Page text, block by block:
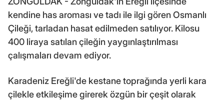
kendine has aroması ve tadı ile ilgi gören Osmanlı
Çileği, tarladan hasat edilmeden satılıyor. Kilosu
400 liraya satılan çileğin yaygınlaştırılması
çalışmaları devam ediyor.
Karadeniz Ereğli'de kestane toprağında yerli kara
çilekle etkileşime girerek özgün bir çeşit olarak